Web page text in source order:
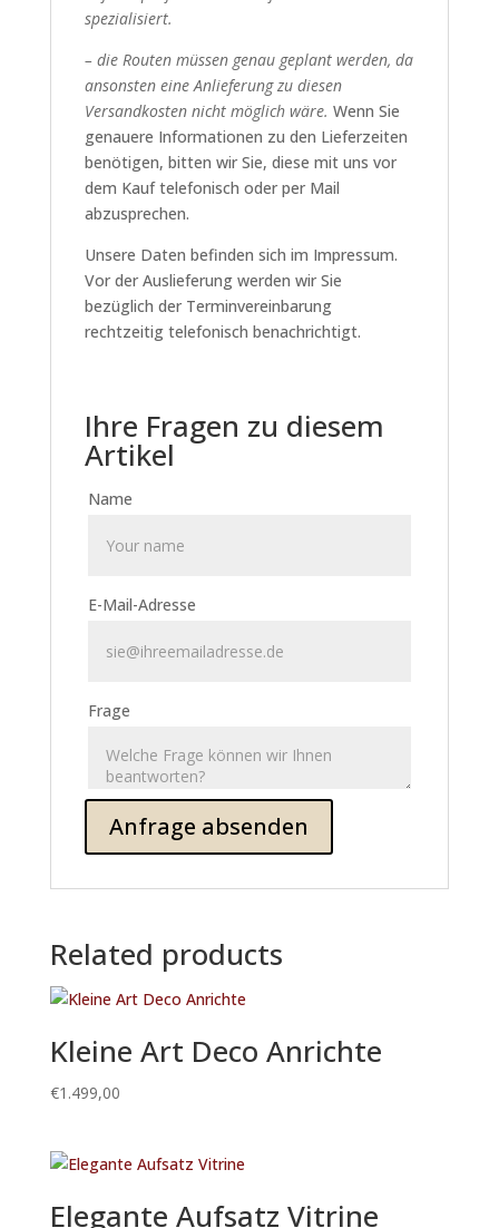
spezialisiert.
– die Routen müssen genau geplant werden, da
ansonsten eine Anlieferung zu diesen
Versandkosten nicht möglich wäre. Wenn Sie
genauere Informationen zu den Lieferzeiten
benötigen, bitten wir Sie, diese mit uns vor
dem Kauf telefonisch oder per Mail
abzusprechen.
Unsere Daten befinden sich im Impressum.
Vor der Auslieferung werden wir Sie
bezüglich der Terminvereinbarung
rechtzeitig telefonisch benachrichtigt.
Ihre Fragen zu diesem
Artikel
Name
E-Mail-Adresse
Frage
Related products
Kleine Art Deco Anrichte
€1.499,00
Elegante Aufsatz Vitrine